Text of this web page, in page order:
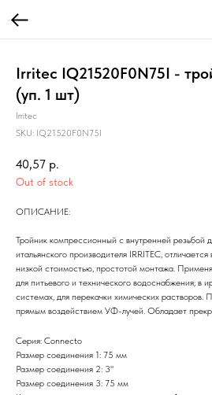
Irritec IQ21520F0N75I -
(уп. 1 шт)
Irritec
SKU: IQ21520F0N75I
40,57 р.
Out of stock
ОПИСАНИЕ:
Тройник компрессионный с внутренней резьбой
итальянского производителя IRRITEC,
низкой стоимостью, простотой монтажа.
для питьевого и технического водоснабжения; в
системах, для перекачки химических растворов.
прямым воздействием УФ-лучей. Обладает
Серия: Connecto
Размер соединения 1: 75 мм
Размер соединения 2: 3"
Размер соединения 3: 75 мм